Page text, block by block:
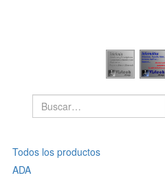
Todos los productos
ADA